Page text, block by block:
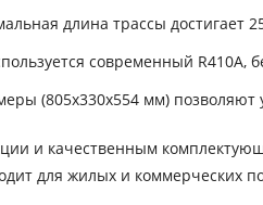
длина трассы достигает
современный R410A,
(805x330x554 мм) позволяют
и качественным
для жилых и коммерческих